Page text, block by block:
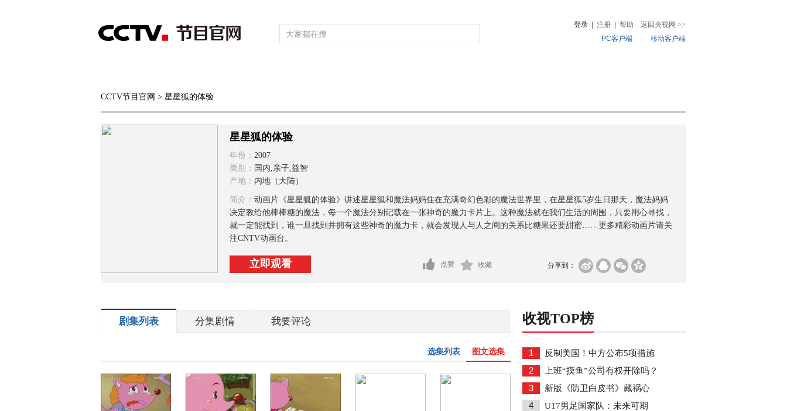
登录 注册 帮助 返回央视网 >>
PC客户端
移动客户端
综合 新闻 财经 综艺 中文国际
CCTV节目官网 > 星星狐的体验
星星狐的体验
年份： 2007
类别： 国内,亲子,益智
产地： 内地（大陆）
简介： 动画片《星星狐的体验》讲述星星狐和魔法妈妈住在充满奇幻色彩的魔法世界里，在星星狐5岁生日那天，魔法妈妈
决定教给他棒棒糖的魔法，每一个魔法分别记载在一张神奇的魔力卡片上。这种魔法就在我们生活的周围，只要用心寻找，
就一定能找到，谁一旦找到并拥有这些神奇的魔力卡，就会发现人与人之间的关系比糖果还要甜蜜……更多精彩动画片请关
注CNTV动画台。
立即观看 分享到：
点赞 收藏
剧集列表 分集剧情 我要评论
图文选集
选集列表
收视TOP榜
1 反制美国！中方公布5项措施
2 上班“摸鱼”公司有权开除吗？
3 新版《防卫白皮书》藏祸心
4 U17男足国家队：未来可期